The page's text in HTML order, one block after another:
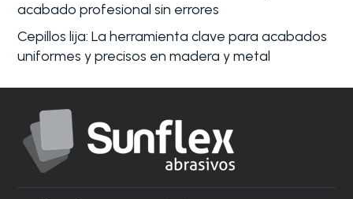
acabado profesional sin errores
Cepillos lija: La herramienta clave para acabados
uniformes y precisos en madera y metal